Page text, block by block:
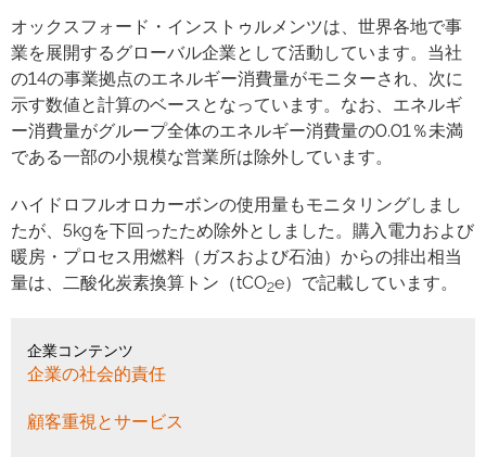
オックスフォード・インストゥルメンツは、世界各地で事
業を展開するグローバル企業として活動しています。当社
の14の事業拠点のエネルギー消費量がモニターされ、次に
示す数値と計算のベースとなっています。なお、エネルギ
ー消費量がグループ全体のエネルギー消費量の0.01％未満
である一部の小規模な営業所は除外しています。
ハイドロフルオロカーボンの使用量もモニタリングしまし
たが、5kgを下回ったため除外としました。購入電力および
暖房・プロセス用燃料（ガスおよび石油）からの排出相当
量は、二酸化炭素換算トン（tCO2e）で記載しています。
企業コンテンツ
企業の社会的責任
顧客重視とサービス